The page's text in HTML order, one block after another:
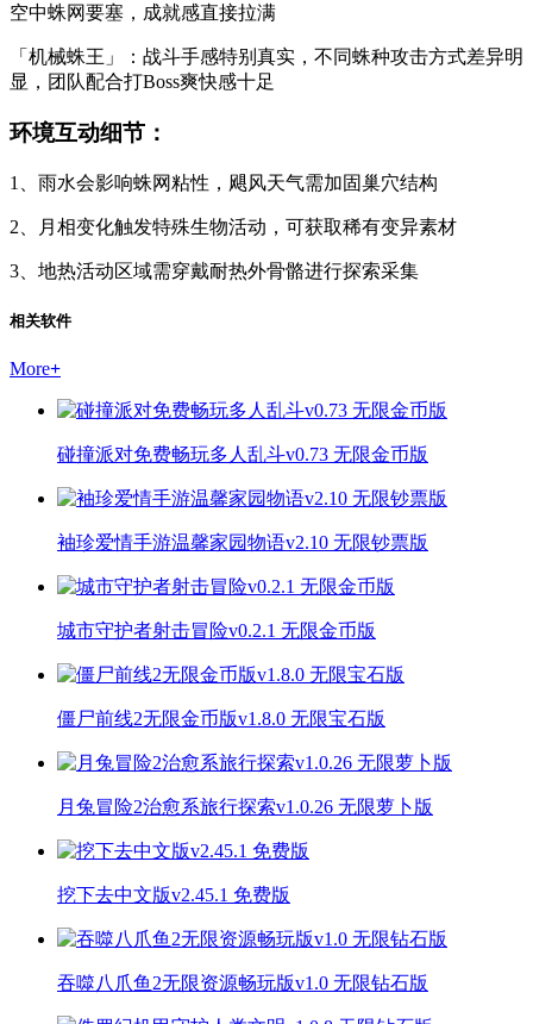
空中蛛网要塞，成就感直接拉满
「机械蛛王」：战斗手感特别真实，不同蛛种攻击方式差异明
显，团队配合打Boss爽快感十足
环境互动细节：
1、雨水会影响蛛网粘性，飓风天气需加固巢穴结构
2、月相变化触发特殊生物活动，可获取稀有变异素材
3、地热活动区域需穿戴耐热外骨骼进行探索采集
相关软件
More+
碰撞派对免费畅玩多人乱斗v0.73 无限金币版
袖珍爱情手游温馨家园物语v2.10 无限钞票版
城市守护者射击冒险v0.2.1 无限金币版
僵尸前线2无限金币版v1.8.0 无限宝石版
月兔冒险2治愈系旅行探索v1.0.26 无限萝卜版
挖下去中文版v2.45.1 免费版
吞噬八爪鱼2无限资源畅玩版v1.0 无限钻石版